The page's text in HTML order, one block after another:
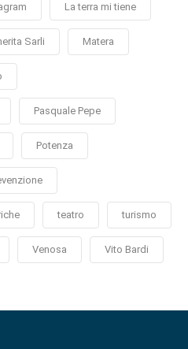
La terra mi tiene
Sarli Matera
Pasquale Pepe
Potenza
teatro turismo
Venosa Vito Bardi